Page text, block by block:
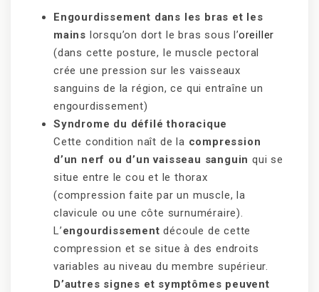
Engourdissement dans les bras et les
mains lorsqu’on dort le bras sous l’oreiller
(dans cette posture, le muscle pectoral
crée une pression sur les vaisseaux
sanguins de la région, ce qui entraîne un
engourdissement)
Syndrome du défilé thoracique
Cette condition naît de la compression
d’un nerf ou d’un vaisseau sanguin qui se
situe entre le cou et le thorax
(compression faite par un muscle, la
clavicule ou une côte surnuméraire).
L’engourdissement découle de cette
compression et se situe à des endroits
variables au niveau du membre supérieur.
D’autres signes et symptômes peuvent